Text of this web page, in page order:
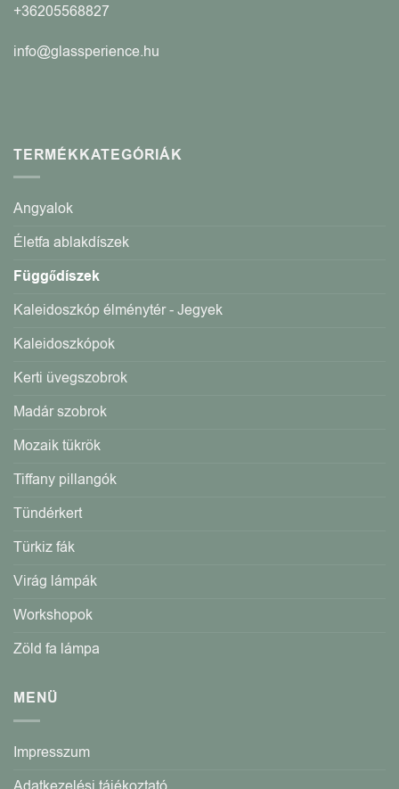
+36205568827
info@glassperience.hu
TERMÉKKATEGÓRIÁK
Angyalok
Életfa ablakdíszek
Függődíszek
Kaleidoszkóp élménytér - Jegyek
Kaleidoszkópok
Kerti üvegszobrok
Madár szobrok
Mozaik tükrök
Tiffany pillangók
Tündérkert
Türkiz fák
Virág lámpák
Workshopok
Zöld fa lámpa
MENÜ
Impresszum